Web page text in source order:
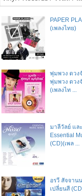
PAPER
(เพลงไทย)
พุ่มพวง ดวง
พุ่มพวง ดวง
(เพลงไท ...
มาลีวัลย์​ แล
Essential
(CD)(เพล ...
อรวี สัจจาน
เปลี่ยนสี